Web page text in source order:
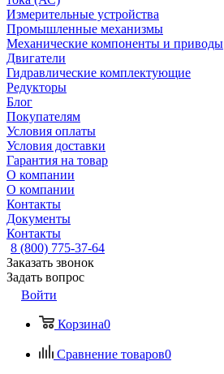
Измерительные устройства
Промышленные механизмы
Механические компоненты и приводы
Двигатели
Гидравлические комплектующие
Редукторы
Блог
Покупателям
Условия оплаты
Условия доставки
Гарантия на товар
О компании
О компании
Контакты
Документы
Контакты
8 (800) 775-37-64
Заказать звонок
Задать вопрос
Войти
Корзина0
Сравнение товаров0